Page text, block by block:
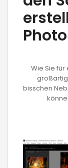
Wie Sie
bisschen